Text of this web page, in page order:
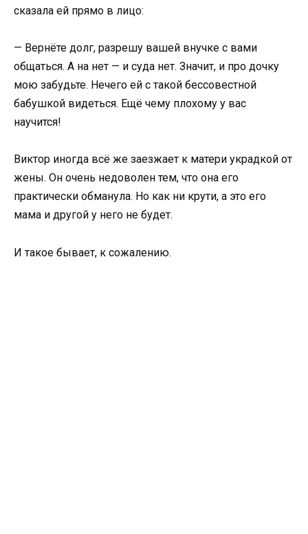
сказала ей прямо в лицо:
— Вернёте долг, разрешу вашей внучке с вами
общаться. А на нет — и суда нет. Значит, и про дочку
мою забудьте. Нечего ей с такой бессовестной
бабушкой видеться. Ещё чему плохому у вас
научится!
Виктор иногда всё же заезжает к матери украдкой от
жены. Он очень недоволен тем, что она его
практически обманула. Но как ни крути, а это его
мама и другой у него не будет.
И такое бывает, к сожалению.